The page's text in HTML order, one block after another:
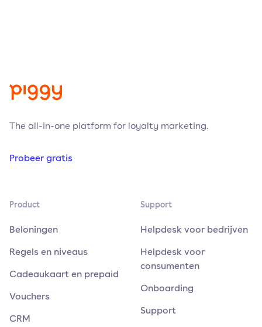
The all-in-one platform for loyalty marketing.
Probeer gratis
Product
Beloningen
Regels en niveaus
Cadeaukaart en prepaid
Vouchers
CRM
Support
Helpdesk voor bedrijven
Helpdesk voor
consumenten
Onboarding
Support